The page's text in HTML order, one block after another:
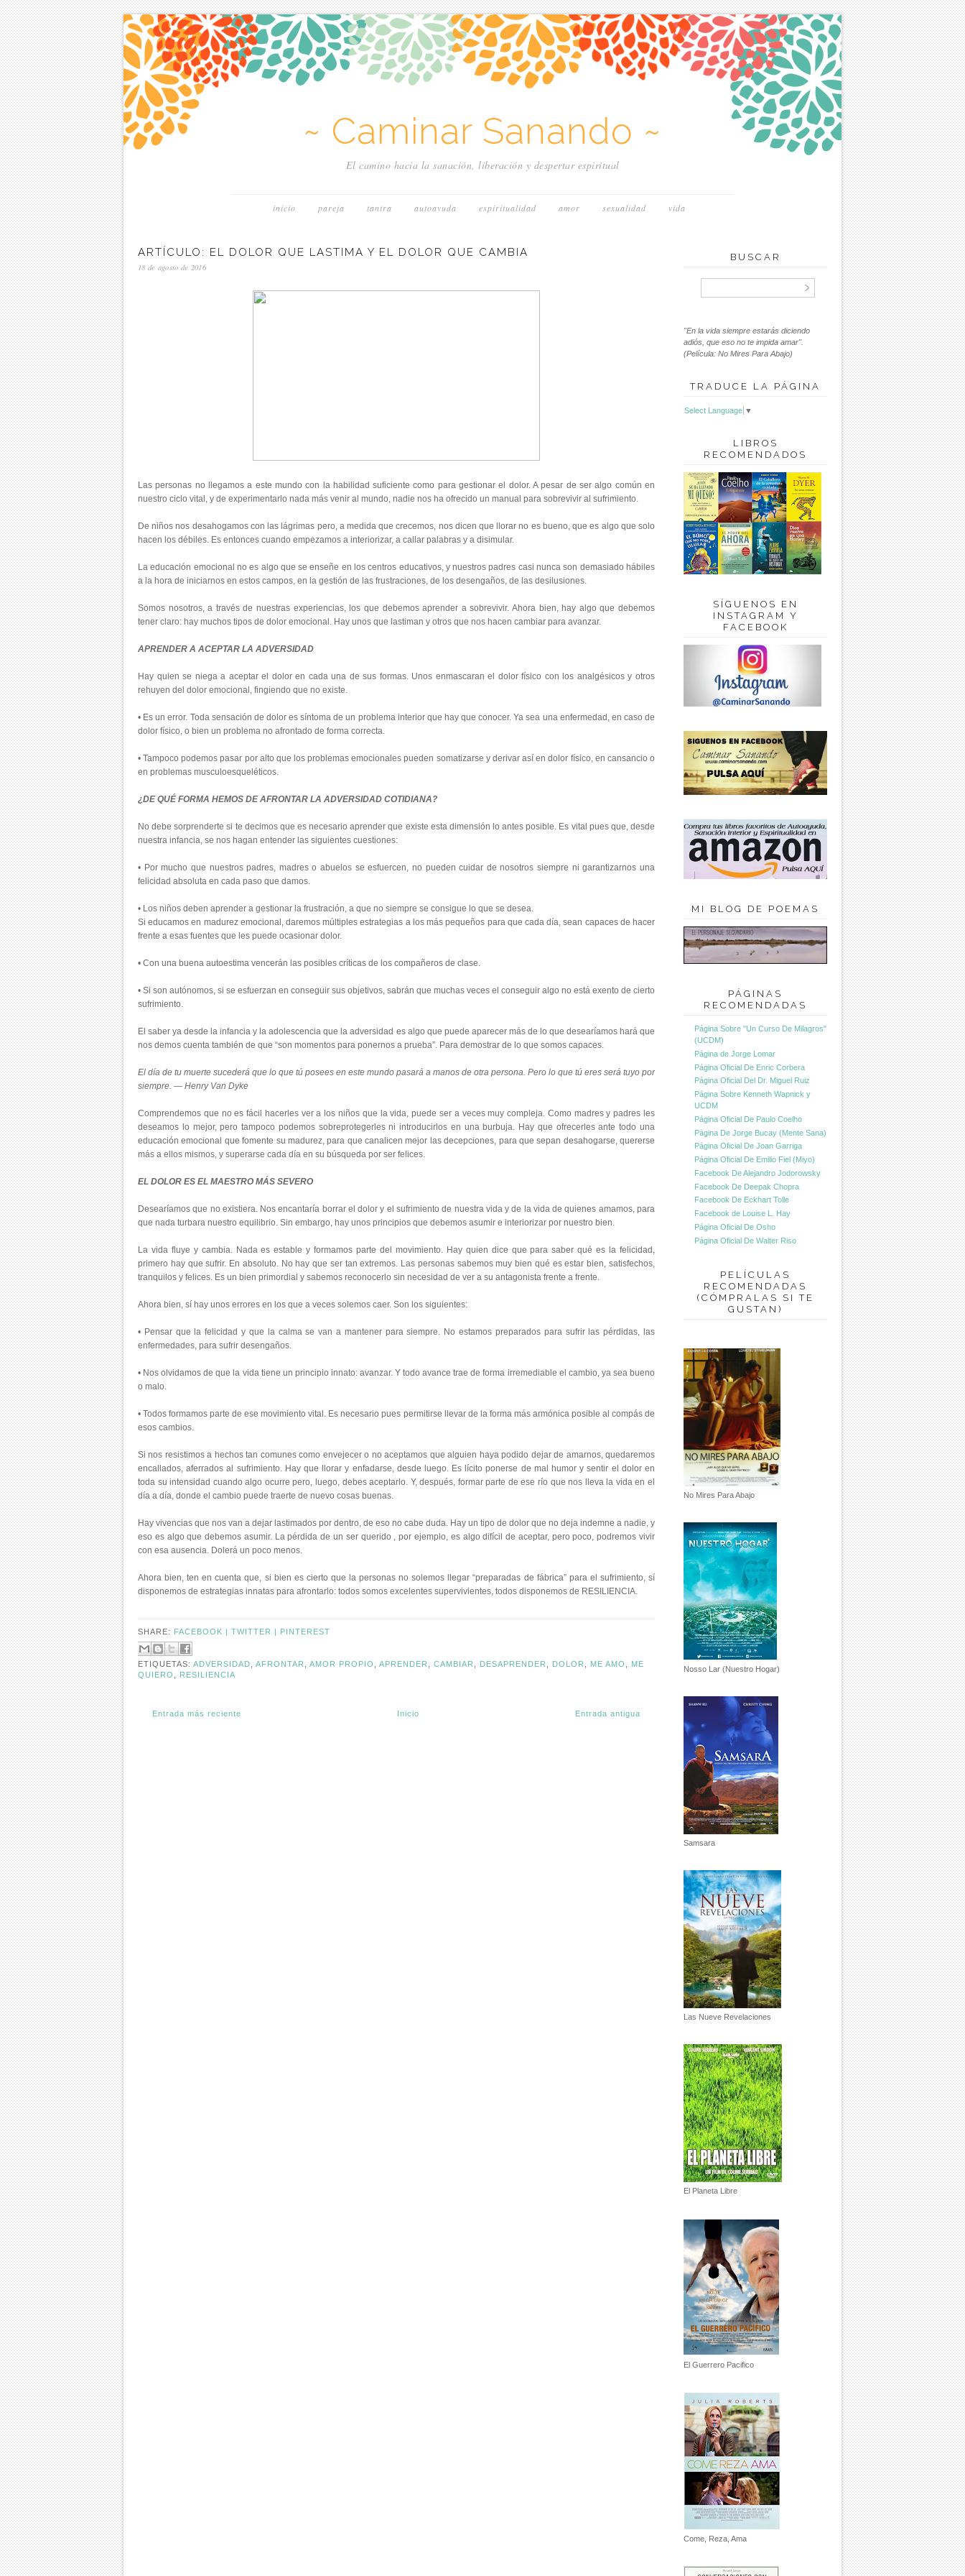
~ Caminar Sanando ~
El camino hacia la sanación, liberación y despertar espiritual
inicio pareja tantra autoayuda espiritualidad amor sexualidad vida
ARTÍCULO: EL DOLOR QUE LASTIMA Y EL DOLOR QUE CAMBIA
18 de agosto de 2016
Las personas no llegamos a este mundo con la habilidad suficiente como para gestionar el dolor. A pesar de ser algo común en
nuestro ciclo vital, y de experimentarlo nada más venir al mundo, nadie nos ha ofrecido un manual para sobrevivir al sufrimiento.
De niños nos desahogamos con las lágrimas pero, a medida que crecemos, nos dicen que llorar no es bueno, que es algo que solo
hacen los débiles. Es entonces cuando empezamos a interiorizar, a callar palabras y a disimular.
La educación emocional no es algo que se enseñe en los centros educativos, y nuestros padres casi nunca son demasiado hábiles
a la hora de iniciarnos en estos campos, en la gestión de las frustraciones, de los desengaños, de las desilusiones.
Somos nosotros, a través de nuestras experiencias, los que debemos aprender a sobrevivir. Ahora bien, hay algo que debemos
tener claro: hay muchos tipos de dolor emocional. Hay unos que lastiman y otros que nos hacen cambiar para avanzar.
APRENDER A ACEPTAR LA ADVERSIDAD
Hay quien se niega a aceptar el dolor en cada una de sus formas. Unos enmascaran el dolor físico con los analgésicos y otros
rehuyen del dolor emocional, fingiendo que no existe.
• Es un error. Toda sensación de dolor es síntoma de un problema interior que hay que conocer. Ya sea una enfermedad, en caso de
dolor físico, o bien un problema no afrontado de forma correcta.
• Tampoco podemos pasar por alto que los problemas emocionales pueden somatizarse y derivar así en dolor físico, en cansancio o
en problemas musculoesqueléticos.
¿DE QUÉ FORMA HEMOS DE AFRONTAR LA ADVERSIDAD COTIDIANA?
No debe sorprenderte si te decimos que es necesario aprender que existe esta dimensión lo antes posible. Es vital pues que, desde
nuestra infancia, se nos hagan entender las siguientes cuestiones:
• Por mucho que nuestros padres, madres o abuelos se esfuercen, no pueden cuidar de nosotros siempre ni garantizarnos una
felicidad absoluta en cada paso que damos.
• Los niños deben aprender a gestionar la frustración, a que no siempre se consigue lo que se desea.
Si educamos en madurez emocional, daremos múltiples estrategias a los más pequeños para que cada día, sean capaces de hacer
frente a esas fuentes que les puede ocasionar dolor.
• Con una buena autoestima vencerán las posibles críticas de los compañeros de clase.
• Si son autónomos, si se esfuerzan en conseguir sus objetivos, sabrán que muchas veces el conseguir algo no está exento de cierto
sufrimiento.
El saber ya desde la infancia y la adolescencia que la adversidad es algo que puede aparecer más de lo que desearíamos hará que
nos demos cuenta también de que “son momentos para ponernos a prueba”. Para demostrar de lo que somos capaces.
El día de tu muerte sucederá que lo que tú posees en este mundo pasará a manos de otra persona. Pero lo que tú eres será tuyo por
siempre. — Henry Van Dyke
Comprendemos que no es fácil hacerles ver a los niños que la vida, puede ser a veces muy compleja. Como madres y padres les
deseamos lo mejor, pero tampoco podemos sobreprotegerles ni introducirlos en una burbuja. Hay que ofrecerles ante todo una
educación emocional que fomente su madurez, para que canalicen mejor las decepciones, para que sepan desahogarse, quererse
más a ellos mismos, y superarse cada día en su búsqueda por ser felices.
EL DOLOR ES EL MAESTRO MÁS SEVERO
Desearíamos que no existiera. Nos encantaría borrar el dolor y el sufrimiento de nuestra vida y de la vida de quienes amamos, para
que nada turbara nuestro equilibrio. Sin embargo, hay unos principios que debemos asumir e interiorizar por nuestro bien.
La vida fluye y cambia. Nada es estable y formamos parte del movimiento. Hay quien dice que para saber qué es la felicidad,
primero hay que sufrir. En absoluto. No hay que ser tan extremos. Las personas sabemos muy bien qué es estar bien, satisfechos,
tranquilos y felices. Es un bien primordial y sabemos reconocerlo sin necesidad de ver a su antagonista frente a frente.
Ahora bien, sí hay unos errores en los que a veces solemos caer. Son los siguientes:
• Pensar que la felicidad y que la calma se van a mantener para siempre. No estamos preparados para sufrir las pérdidas, las
enfermedades, para sufrir desengaños.
• Nos olvidamos de que la vida tiene un principio innato: avanzar. Y todo avance trae de forma irremediable el cambio, ya sea bueno
o malo.
• Todos formamos parte de ese movimiento vital. Es necesario pues permitirse llevar de la forma más armónica posible al compás de
esos cambios.
Si nos resistimos a hechos tan comunes como envejecer o no aceptamos que alguien haya podido dejar de amarnos, quedaremos
encallados, aferrados al sufrimiento. Hay que llorar y enfadarse, desde luego. Es lícito ponerse de mal humor y sentir el dolor en
toda su intensidad cuando algo ocurre pero, luego, debes aceptarlo. Y, después, formar parte de ese río que nos lleva la vida en el
día a día, donde el cambio puede traerte de nuevo cosas buenas.
Hay vivencias que nos van a dejar lastimados por dentro, de eso no cabe duda. Hay un tipo de dolor que no deja indemne a nadie, y
eso es algo que debemos asumir. La pérdida de un ser querido , por ejemplo, es algo difícil de aceptar, pero poco, podremos vivir
con esa ausencia. Dolerá un poco menos.
Ahora bien, ten en cuenta que, si bien es cierto que la personas no solemos llegar “preparadas de fábrica” para el sufrimiento, sí
disponemos de estrategias innatas para afrontarlo: todos somos excelentes supervivientes, todos disponemos de RESILIENCIA.
SHARE: FACEBOOK | TWITTER | PINTEREST
ETIQUETAS: ADVERSIDAD AFRONTAR AMOR PROPIO APRENDER CAMBIAR DESAPRENDER DOLOR ME AMO
ME
QUIERO
RESILIENCIA
Entrada más reciente Entrada antigua
Inicio
BUSCAR
"En la vida siempre estarás diciendo
adiós, que eso no te impida amar".
(Película: No Mires Para Abajo)
TRADUCE LA PÁGINA
Select Language ▼
LIBROS
RECOMENDADOS
SÍGUENOS EN
INSTAGRAM Y
FACEBOOK
MI BLOG DE POEMAS
PÁGINAS
RECOMENDADAS
Página Sobre "Un Curso De Milagros"
(UCDM)
Página de Jorge Lomar
Página Oficial De Enric Corbera
Página Oficial Del Dr. Miguel Ruiz
Página Sobre Kenneth Wapnick y
UCDM
Página Oficial De Paulo Coelho
Página De Jorge Bucay (Mente Sana)
Página Oficial De Joan Garriga
Página Oficial De Emilio Fiel (Miyo)
Facebook De Alejandro Jodorowsky
Facebook De Deepak Chopra
Facebook De Eckhart Tolle
Facebook de Louise L. Hay
Página Oficial De Osho
Página Oficial De Walter Riso
PELÍCULAS
RECOMENDADAS
(CÓMPRALAS SI TE
GUSTAN)
No Mires Para Abajo
Nosso Lar (Nuestro Hogar)
Samsara
Las Nueve Revelaciones
El Planeta Libre
El Guerrero Pacifico
Come, Reza, Ama